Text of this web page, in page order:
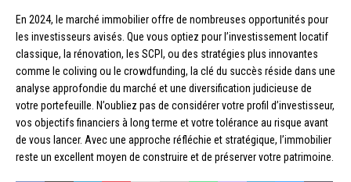
En 2024, le marché immobilier offre de nombreuses opportunités pour
les investisseurs avisés. Que vous optiez pour l’investissement locatif
classique, la rénovation, les SCPI, ou des stratégies plus innovantes
comme le coliving ou le crowdfunding, la clé du succès réside dans une
analyse approfondie du marché et une diversification judicieuse de
votre portefeuille. N’oubliez pas de considérer votre profil d’investisseur,
vos objectifs financiers à long terme et votre tolérance au risque avant
de vous lancer. Avec une approche réfléchie et stratégique, l’immobilier
reste un excellent moyen de construire et de préserver votre patrimoine.